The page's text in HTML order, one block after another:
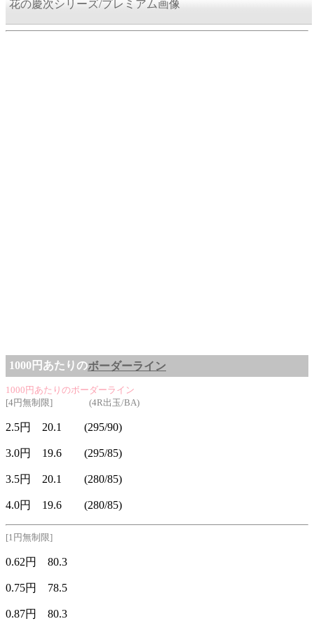
花の慶次シリーズ/プレミアム画像
1000円あたりのボーダーライン
1000円あたりのボーダーライン
[4円無制限] (4R出玉/BA)
2.5円 20.1 (295/90)
3.0円 19.6 (295/85)
3.5円 20.1 (280/85)
4.0円 19.6 (280/85)
[1円無制限]
0.62円 80.3
0.75円 78.5
0.87円 80.3